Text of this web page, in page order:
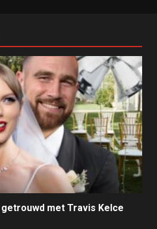
met Travis Kelce